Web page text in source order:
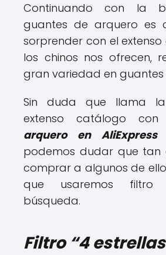
Continuando con la
guantes de arquero es
sorprender con el
los chinos nos ofrecen,
gran variedad en
Sin duda que llama
extenso catálogo con
arquero en AliExpress
podemos dudar que tan
comprar a algunos de
que usaremos filtro
búsqueda.
Filtro “4